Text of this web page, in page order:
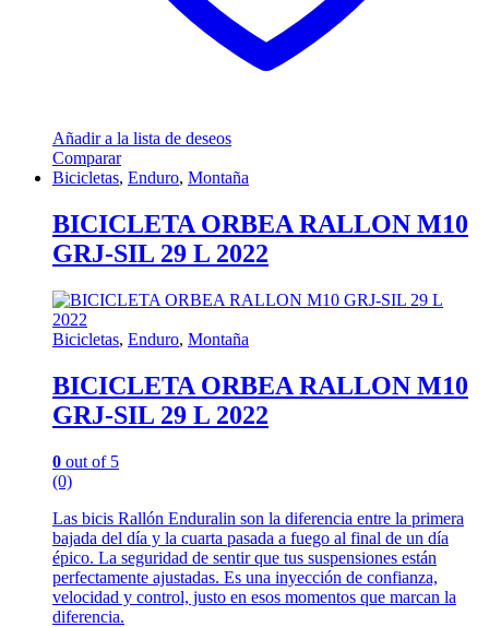
Añadir a la lista de deseos
Comparar
Bicicletas, Enduro, Montaña
BICICLETA ORBEA RALLON M10
GRJ-SIL 29 L 2022
Bicicletas, Enduro, Montaña
BICICLETA ORBEA RALLON M10
GRJ-SIL 29 L 2022
0 out of 5
(0)
Las bicis Rallón Enduralin son la diferencia entre la primera
bajada del día y la cuarta pasada a fuego al final de un día
épico. La seguridad de sentir que tus suspensiones están
perfectamente ajustadas. Es una inyección de confianza,
velocidad y control, justo en esos momentos que marcan la
diferencia.